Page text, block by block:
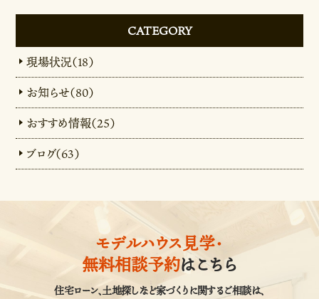
CATEGORY
現場状況（18）
お知らせ（80）
おすすめ情報（25）
ブログ（63）
モデルハウス見学・
無料相談予約はこちら
住宅ローン、土地探しなど家づくりに関するご相談は、